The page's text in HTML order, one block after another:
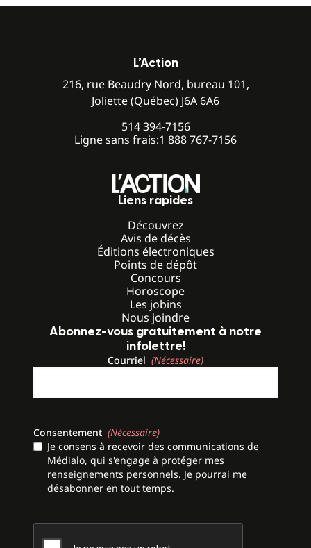
L’Action
216, rue Beaudry Nord, bureau 101,
Joliette (Québec) J6A 6A6
514 394-7156
Ligne sans frais:1 888 767-7156
Liens rapides
Découvrez
Avis de décès
Éditions électroniques
Points de dépôt
Concours
Horoscope
Les jobins
Nous joindre
Abonnez-vous gratuitement à notre
infolettre!
Courriel (Nécessaire)
Consentement (Nécessaire)
Je consens à recevoir des communications de
Médialo, qui s'engage à protéger mes
renseignements personnels. Je pourrai me
désabonner en tout temps.
CAPTCHA